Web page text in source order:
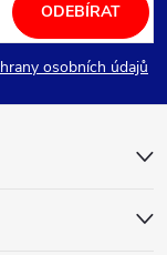
osobních údajů
ODEBÍRAT